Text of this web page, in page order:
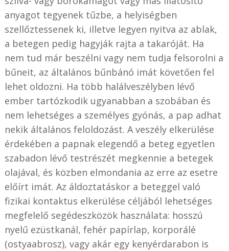
anyagot tegyenek tűzbe, a helyiségben
szellőztessenek ki, illetve legyen nyitva az ablak,
a betegen pedig hagyják rajta a takaróját. Ha
nem tud már beszélni vagy nem tudja felsorolni a
bűneit, az általános bűnbánó imát követően fel
lehet oldozni. Ha több halálveszélyben lévő
ember tartózkodik ugyanabban a szobában és
nem lehetséges a személyes gyónás, a pap adhat
nekik általános feloldozást. A veszély elkerülése
érdekében a papnak elegendő a beteg egyetlen
szabadon lévő testrészét megkennie a betegek
olajával, és közben elmondania az erre az esetre
előírt imát. Az áldoztatáskor a beteggel való
fizikai kontaktus elkerülése céljából lehetséges
megfelelő segédeszközök használata: hosszú
nyelű ezüstkanál, fehér papírlap, korporálé
(ostyaabrosz), vagy akár egy kenyérdarabon is